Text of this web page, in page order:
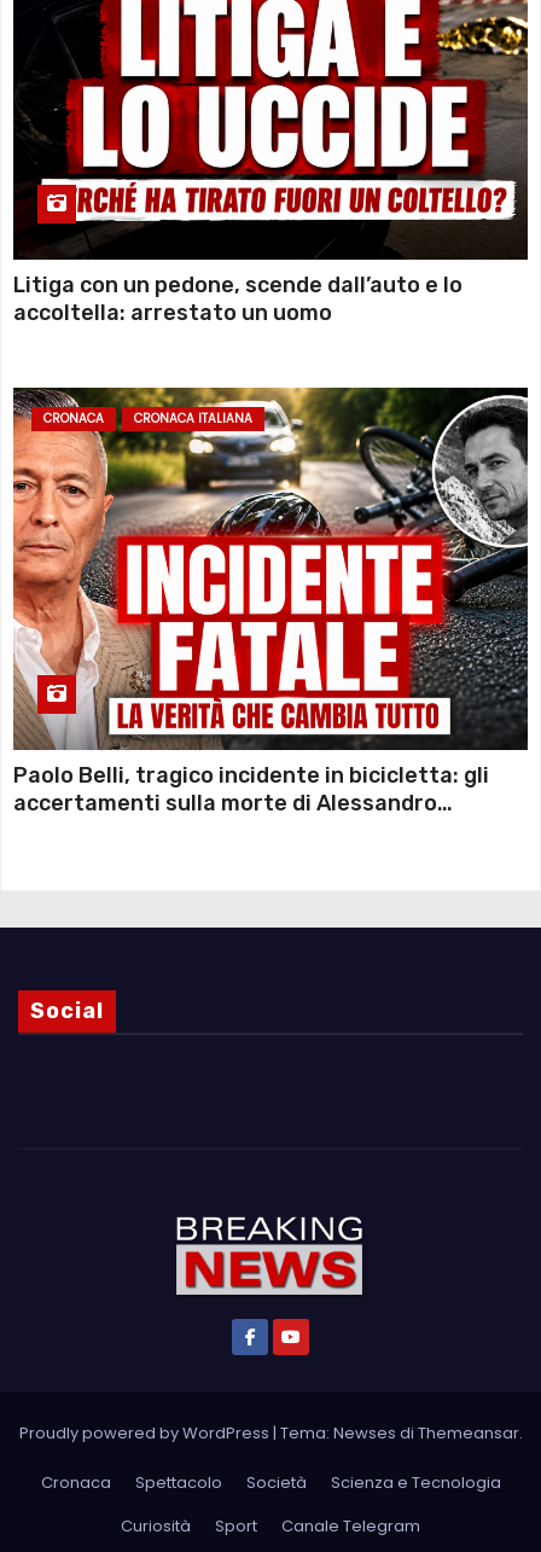
Litiga con un pedone, scende dall’auto e lo
accoltella: arrestato un uomo
CRONACA CRONACA ITALIANA
Paolo Belli, tragico incidente in bicicletta: gli
accertamenti sulla morte di Alessandro
Social
Proudly powered by WordPress | Tema: Newses di Themeansar.
Cronaca Spettacolo Società
Scienza e Tecnologia
Curiosità
Sport Canale Telegram